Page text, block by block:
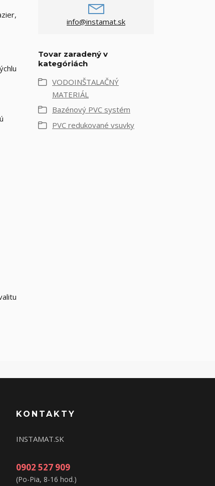
info@instamat.sk
Tovar zaradený v
kategóriách
VODOINŠTALAČNÝ
MATERIÁL
Bazénový PVC systém
PVC redukované vsuvky
KONTAKTY
INSTAMAT.SK
0902 527 909
(Po-Pia, 8-16 hod.)